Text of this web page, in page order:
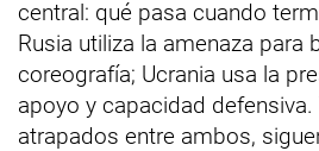
central: qué pasa cuando
Rusia utiliza la amenaza para
coreografía; Ucrania usa la
apoyo y capacidad defensiva.
atrapados entre ambos,